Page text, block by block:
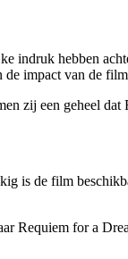
indruk hebben
de impact van de
zij een geheel
is de film
Requiem for a